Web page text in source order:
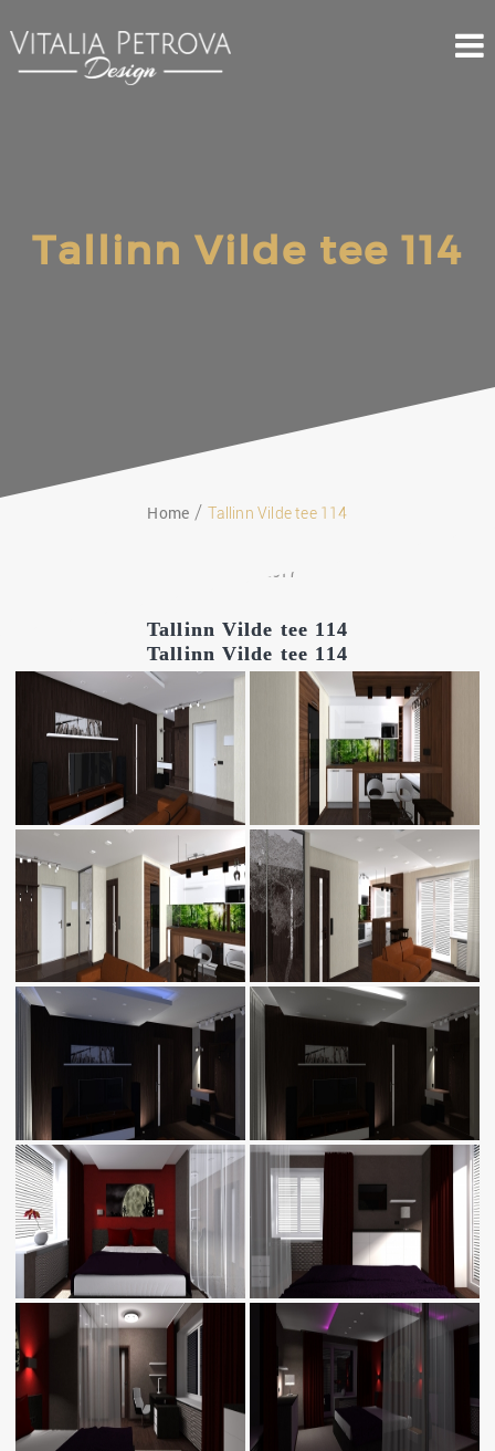
Tallinn Vilde tee 114
Home Tallinn Vilde tee 114
25.06.2017
Tallinn Vilde tee 114
Tallinn Vilde tee 114